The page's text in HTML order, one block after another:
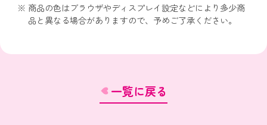
商品の色はブラウザやディスプレイ設定などにより多少商
品と異なる場合がありますので、予めご了承ください。
一覧に戻る